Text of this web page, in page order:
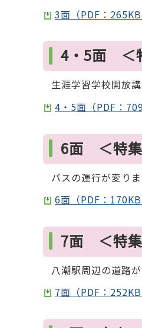
3面（PDF：265KB
4・5面 ＜
生涯学習学校開放
4・5面（PDF：
6面 ＜特
バスの運行が変り
6面（PDF：170KB
7面 ＜特
八潮駅周辺の道路
7面（PDF：252KB